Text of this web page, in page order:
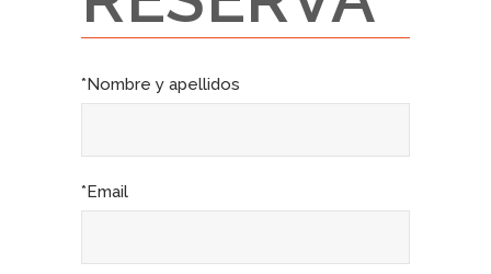
*Nombre y apellidos
*Email